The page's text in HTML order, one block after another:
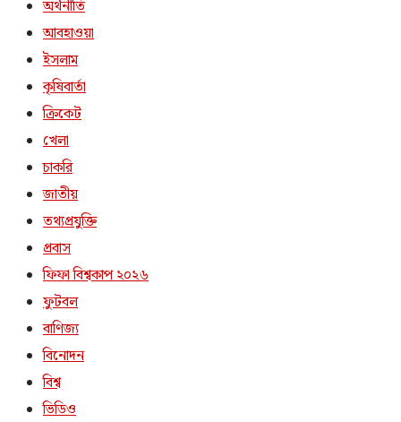
অর্থনীতি
আবহাওয়া
ইসলাম
কৃষিবার্তা
ক্রিকেট
খেলা
চাকরি
জাতীয়
তথ্যপ্রযুক্তি
প্রবাস
ফিফা বিশ্বকাপ ২০২৬
ফুটবল
বাণিজ্য
বিনোদন
বিশ্ব
ভিডিও